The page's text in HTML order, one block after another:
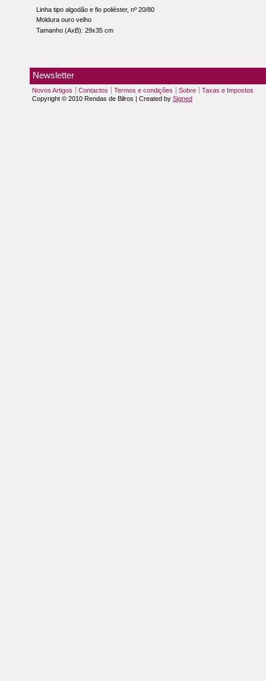
Linha tipo algodão e fio poliéster, nº 20/80
Moldura ouro velho
Tamanho (AxB): 29x35 cm
Newsletter
Novos Artigos Contactos Termos e condições Sobre
Taxas e Impostos
Copyright © 2010 Rendas de Bilros | Created by Signed